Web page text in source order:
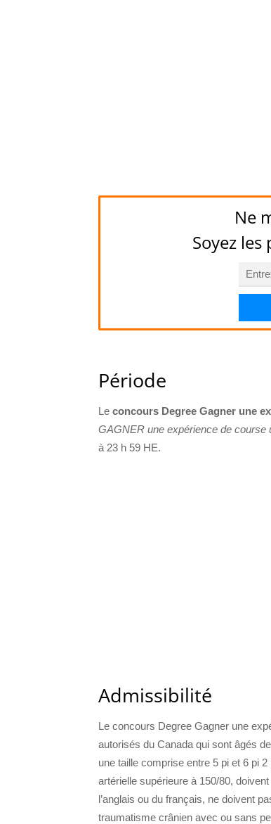
Ne
Soyez
Période
Le concours Degree Gagner une
GAGNER une expérience de
à 23 h 59 HE.
Admissibilité
Le concours Degree Gagner une
autorisés du Canada qui sont âgés
une taille comprise entre 5 pi et 6 pi
artérielle supérieure à 150/80,
l’anglais ou du français, ne doivent
traumatisme crânien avec ou sans